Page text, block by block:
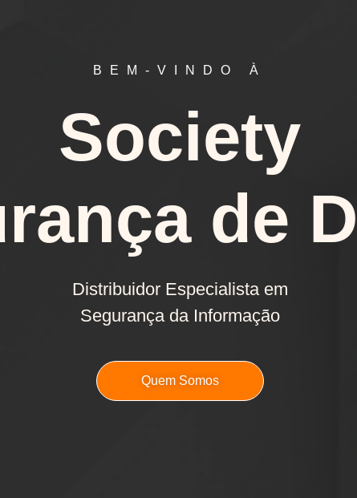
BEM-VINDO À
Society
de
Distribuidor Especialista em
Segurança da Informação
Quem Somos